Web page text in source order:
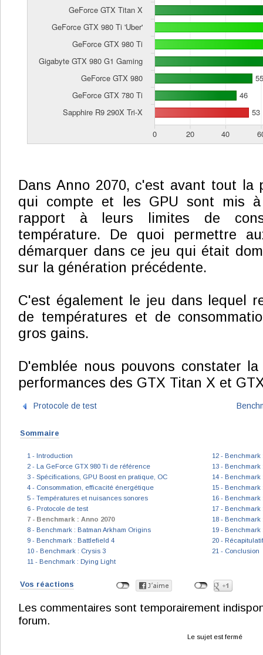
Dans Anno 2070, c'est avant tout la
qui compte et les GPU sont mis
rapport à leurs limites de
température. De quoi permettre
démarquer dans ce jeu qui était
sur la génération précédente.
C'est également le jeu dans lequel
de températures et de
gros gains.
D'emblée nous pouvons constater
performances des GTX Titan X et
Protocole de test
Sommaire
1 - Introduction
2 - La GeForce GTX 980 Ti de référence
3 - Spécifications, GPU Boost en pratique, OC
4 - Consommation, efficacité énergétique
5 - Températures et nuisances sonores
6 - Protocole de test
7 - Benchmark : Anno 2070
8 - Benchmark : Batman Arkham Origins
9 - Benchmark : Battlefield 4
10 - Benchmark : Crysis 3
11 - Benchmark : Dying Light
12 - Benchmark
13 - Benchmark
14 - Benchmark
15 - Benchmark
16 - Benchmark
17 -
18 -
19 - Benchmark
20 -
21 - Conclusion
Vos réactions
Les commentaires sont temporairement
forum.
Le sujet est fermé